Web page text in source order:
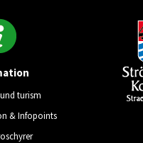
turism
& Infopoints